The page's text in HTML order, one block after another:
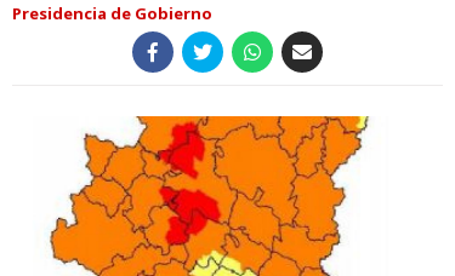
Presidencia de Gobierno